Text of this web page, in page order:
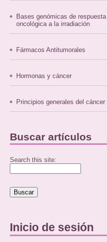
Bases genómicas de respuesta
oncológica a la irradiación
Fármacos Antitumorales
Hormonas y cáncer
Principios generales del cáncer
Buscar artículos
Search this site:
Inicio de sesión